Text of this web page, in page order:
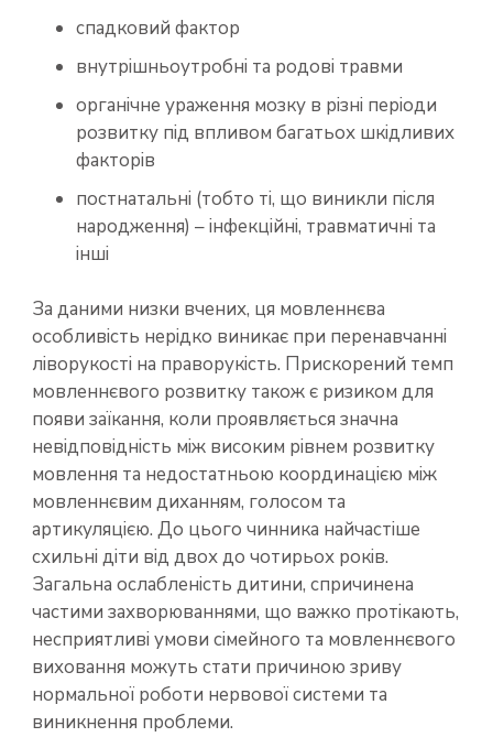
спадковий фактор
внутрішньоутробні та родові травми
органічне ураження мозку в різні періоди
розвитку під впливом багатьох шкідливих
факторів
постнатальні (тобто ті, що виникли після
народження) – інфекційні, травматичні та
інші
За даними низки вчених, ця мовленнєва
особливість нерідко виникає при перенавчанні
ліворукості на праворукість. Прискорений темп
мовленнєвого розвитку також є ризиком для
появи заїкання, коли проявляється значна
невідповідність між високим рівнем розвитку
мовлення та недостатньою координацією між
мовленнєвим диханням, голосом та
артикуляцією. До цього чинника найчастіше
схильні діти від двох до чотирьох років.
Загальна ослабленість дитини, спричинена
частими захворюваннями, що важко протікають,
несприятливі умови сімейного та мовленнєвого
виховання можуть стати причиною зриву
нормальної роботи нервової системи та
виникнення проблеми.